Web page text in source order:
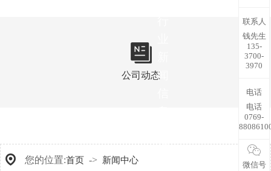
闻
您
公司动态
您的位置:首页 -> 新闻中心
联系人
钱先生
135-
3700-
3970
电话
电话
0769-
微信号